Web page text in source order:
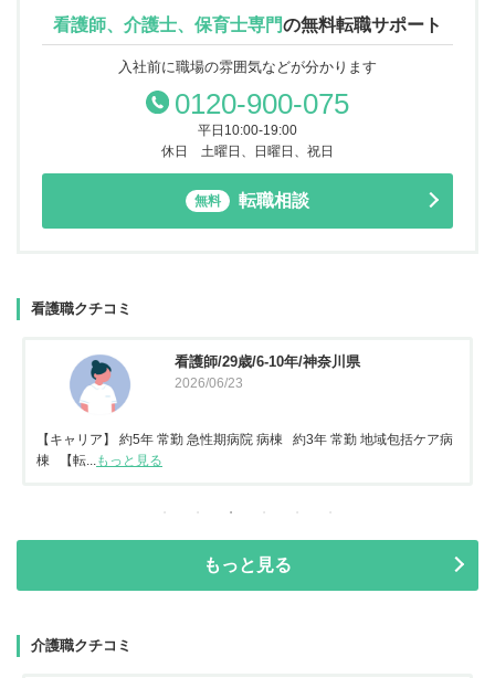
看護師、介護士、保育士専門の無料転職サポート
入社前に職場の雰囲気などが分かります
0120-900-075
平日10:00-19:00
休日 土曜日、日曜日、祝日
無料 転職相談
看護職クチコミ
看護師/29歳/6-10年/神奈川県
2026/06/23
【キャリア】 約5年 常勤 急性期病院 病棟 約3年 常勤 地域包括ケア病
棟 【転...もっと見る
もっと見る
介護職クチコミ